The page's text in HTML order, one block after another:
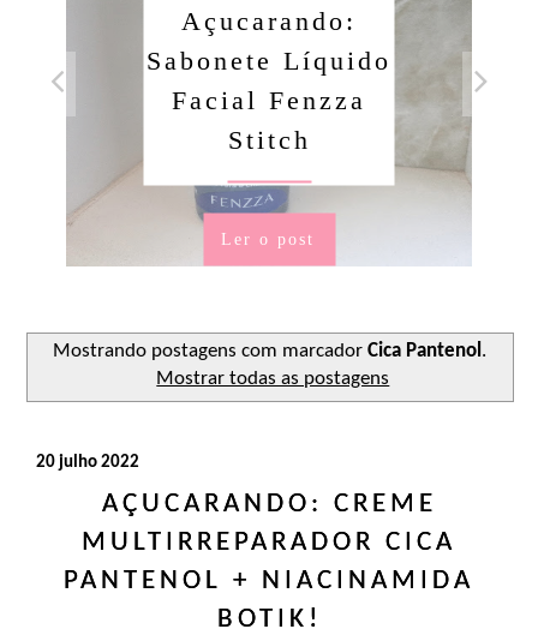
Açucarando:
Sabonete Líquido
Facial Fenzza
Stitch
Ler o post
Mostrando postagens com marcador Cica Pantenol .
Mostrar todas as postagens
20 julho 2022
AÇUCARANDO: CREME
MULTIRREPARADOR CICA
PANTENOL + NIACINAMIDA
BOTIK!